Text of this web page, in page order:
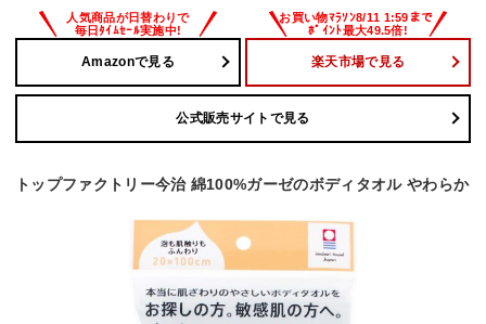
Amazonで見る 楽天市場で見る
公式販売サイトで見る
トップファクトリー今治 綿100%ガーゼのボディタオル やわらか